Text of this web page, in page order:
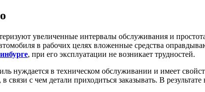
увеличенные интервалы обслуживания и
в рабочих целях вложенные средства
, при его эксплуатации не возникает трудностей.
нуждается в техническом обслуживании и имеет
связи с чем детали приходиться заказывать. В